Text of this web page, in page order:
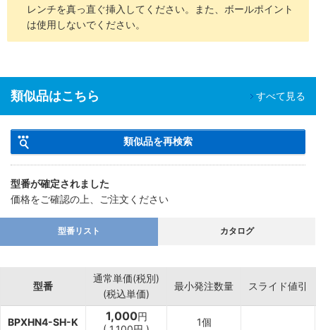
レンチを真っ直ぐ挿入してください。また、ボールポイント
は使用しないでください。
類似品はこちら すべて見る
類似品を再検索
型番が確定されました
価格をご確認の上、ご注文ください
型番リスト カタログ
型番
通常単価(税別)
(税込単価)
最小発注数量 スライド値引
BPXHN4-SH-K 1,000円
1個